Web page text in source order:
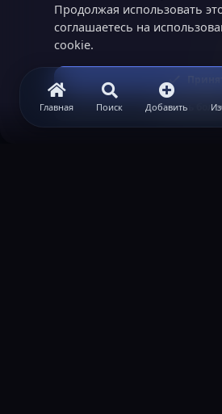
Главная Поиск Добавить
Продолжая использовать
соглашаетесь на
cookie.
Узнать